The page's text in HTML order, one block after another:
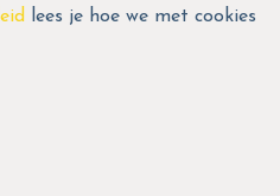
lees je hoe we met cookies